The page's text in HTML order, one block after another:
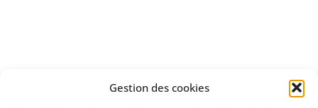
Gestion des cookies
Découvrez